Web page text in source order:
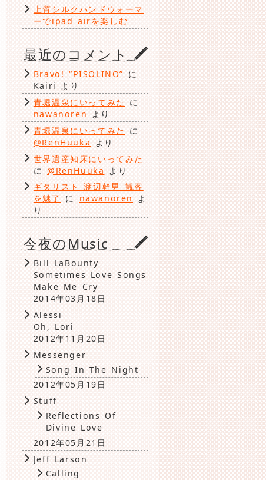
上質シルクハンドウォーマ
ーでipad airを楽しむ
最近のコメント
Bravo! “PISOLINO” に
Kairi より
青堀温泉にいってみた に
nawanoren より
青堀温泉にいってみた に
@RenHuuka
より
世界遺産知床にいってみた
に@RenHuuka
より
ギタリスト 渡辺幹男 観客
を魅了
に nawanoren
よ
り
今夜のMusic
Bill LaBounty
Sometimes Love Songs
Make Me Cry
2014年03月18日
Alessi
Oh, Lori
2012年11月20日
Messenger
Song In The Night
2012年05月19日
Stuff
Reflections Of
Divine Love
2012年05月21日
Jeff Larson
Calling